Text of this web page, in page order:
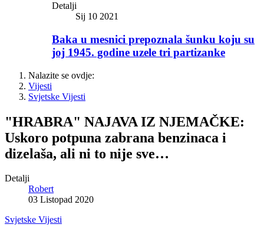
Detalji
Sij 10 2021
Baka u mesnici prepoznala šunku koju su
joj 1945. godine uzele tri partizanke
Nalazite se ovdje:
Vijesti
Svjetske Vijesti
"HRABRA" NAJAVA IZ NJEMAČKE:
Uskoro potpuna zabrana benzinaca i
dizelaša, ali ni to nije sve…
Detalji
Robert
03 Listopad 2020
Svjetske Vijesti